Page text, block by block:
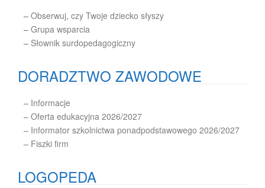
– Obserwuj, czy Twoje dziecko słyszy
– Grupa wsparcia
– Słownik surdopedagogiczny
DORADZTWO ZAWODOWE
– Informacje
– Oferta edukacyjna 2026/2027
– Informator szkolnictwa ponadpodstawowego 2026/2027
– Fiszki firm
LOGOPEDA